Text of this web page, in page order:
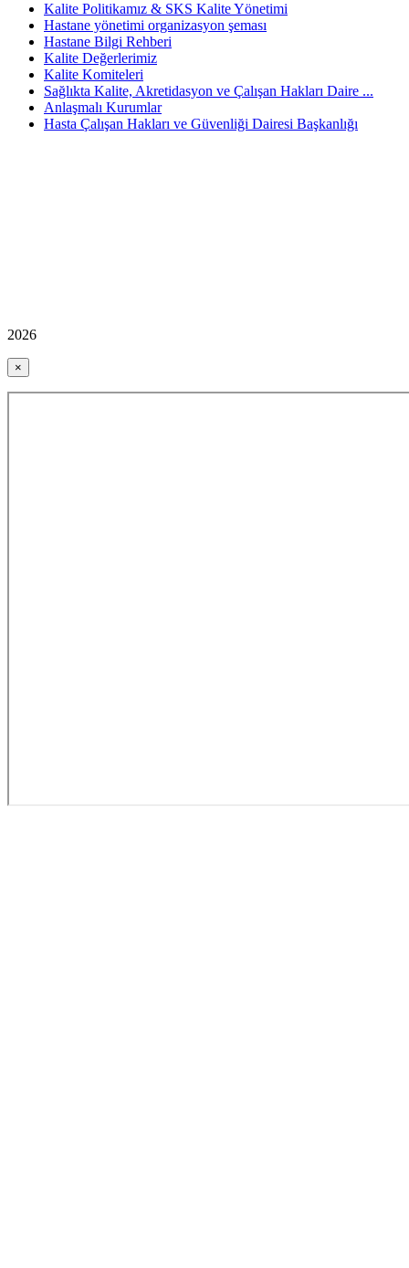
Kalite Politikamız & SKS Kalite Yönetimi
Hastane yönetimi organizasyon şeması
Hastane Bilgi Rehberi
Kalite Değerlerimiz
Kalite Komiteleri
Sağlıkta Kalite, Akretidasyon ve Çalışan Hakları Daire ...
Anlaşmalı Kurumlar
Hasta Çalışan Hakları ve Güvenliği Dairesi Başkanlığı
2026
×